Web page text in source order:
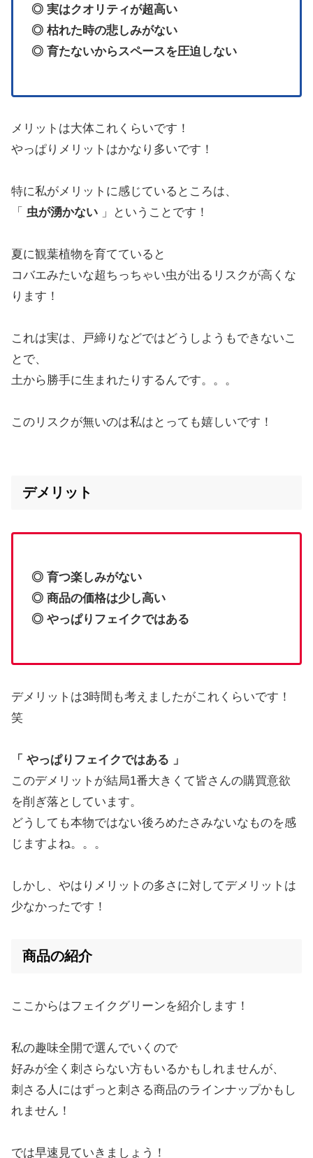
◎ 実はクオリティが超高い
◎ 枯れた時の悲しみがない
◎ 育たないからスペースを圧迫しない
メリットは大体これくらいです！
やっぱりメリットはかなり多いです！
特に私がメリットに感じているところは、
「 虫が湧かない 」ということです！
夏に観葉植物を育てていると
コバエみたいな超ちっちゃい虫が出るリスクが高くな
ります！
これは実は、戸締りなどではどうしようもできないこ
とで、
土から勝手に生まれたりするんです。。。
このリスクが無いのは私はとっても嬉しいです！
デメリット
◎ 育つ楽しみがない
◎ 商品の価格は少し高い
◎ やっぱりフェイクではある
デメリットは3時間も考えましたがこれくらいです！
笑
「 やっぱりフェイクではある 」
このデメリットが結局1番大きくて皆さんの購買意欲
を削ぎ落としています。
どうしても本物ではない後ろめたさみないなものを感
じますよね。。。
しかし、やはりメリットの多さに対してデメリットは
少なかったです！
商品の紹介
ここからはフェイクグリーンを紹介します！
私の趣味全開で選んでいくので
好みが全く刺さらない方もいるかもしれませんが、
刺さる人にはずっと刺さる商品のラインナップかもし
れません！
では早速見ていきましょう！